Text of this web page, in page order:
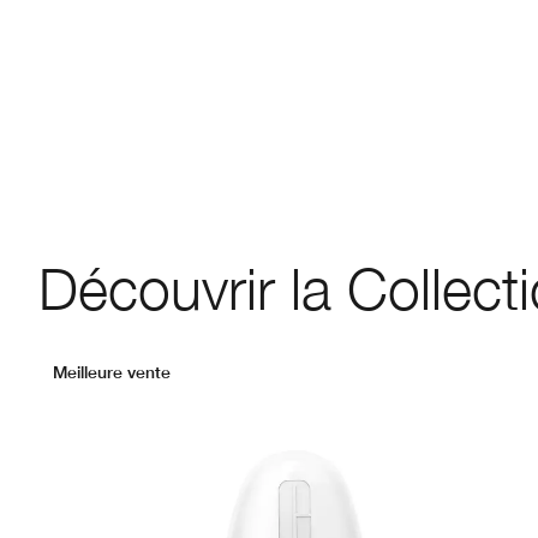
Découvrir la
Meilleure vente